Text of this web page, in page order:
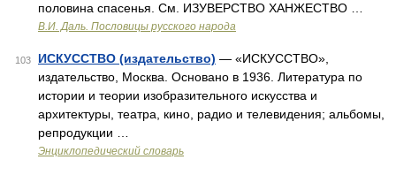
половина спасенья. См. ИЗУВЕРСТВО ХАНЖЕСТВО …
В.И. Даль. Пословицы русского народа
103 ИСКУССТВО (издательство) — «ИСКУССТВО»,
издательство, Москва. Основано в 1936. Литература по
истории и теории изобразительного искусства и
архитектуры, театра, кино, радио и телевидения; альбомы,
репродукции …
Энциклопедический словарь